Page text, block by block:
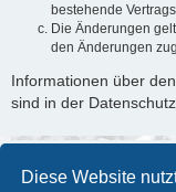
Diese Website
bestehende
Die Änderungen
den Änderungen
Informationen über
sind in der